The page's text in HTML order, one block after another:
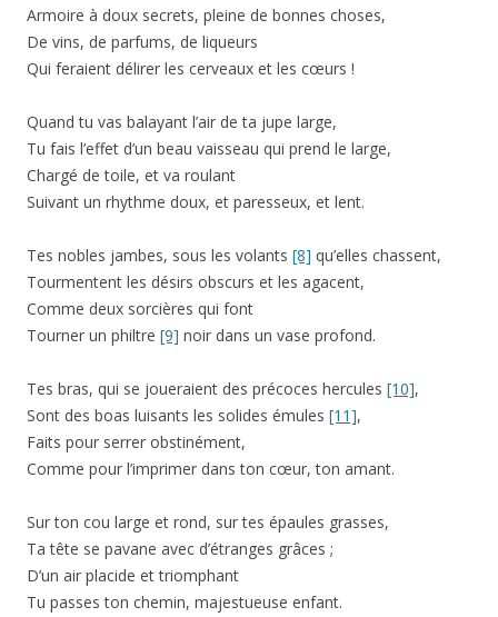
Armoire à doux secrets, pleine de bonnes choses,
De vins, de parfums, de liqueurs
Qui feraient délirer les cerveaux et les cœurs !
Quand tu vas balayant l’air de ta jupe large,
Tu fais l’effet d’un beau vaisseau qui prend le large,
Chargé de toile, et va roulant
Suivant un rhythme doux, et paresseux, et lent.
Tes nobles jambes, sous les volants [8] qu’elles chassent,
Tourmentent les désirs obscurs et les agacent,
Comme deux sorcières qui font
Tourner un philtre [9] noir dans un vase profond.
Tes bras, qui se joueraient des précoces hercules [10],
Sont des boas luisants les solides émules [11],
Faits pour serrer obstinément,
Comme pour l’imprimer dans ton cœur, ton amant.
Sur ton cou large et rond, sur tes épaules grasses,
Ta tête se pavane avec d’étranges grâces ;
D’un air placide et triomphant
Tu passes ton chemin, majestueuse enfant.